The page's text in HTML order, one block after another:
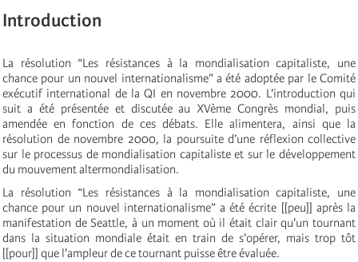
Introduction
La résolution “Les résistances à la mondialisation capitaliste, une
chance pour un nouvel internationalisme” a été adoptée par le Comité
exécutif international de la QI en novembre 2000. L’introduction qui
suit a été présentée et discutée au XVème Congrès mondial, puis
amendée en fonction de ces débats. Elle alimentera, ainsi que la
résolution de novembre 2000, la poursuite d’une réflexion collective
sur le processus de mondialisation capitaliste et sur le développement
du mouvement altermondialisation.
La résolution “Les résistances à la mondialisation capitaliste, une
chance pour un nouvel internationalisme” a été écrite [[peu]] après la
manifestation de Seattle, à un moment où il était clair qu'un tournant
dans la situation mondiale était en train de s'opérer, mais trop tôt
[[pour]] que l'ampleur de ce tournant puisse être évaluée.